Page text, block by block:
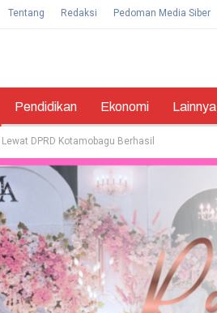
Tentang Redaksi Pedoman Media Siber
Pendidikan Ekonomi Lainnya
DPRD Kotamobagu Berhasil